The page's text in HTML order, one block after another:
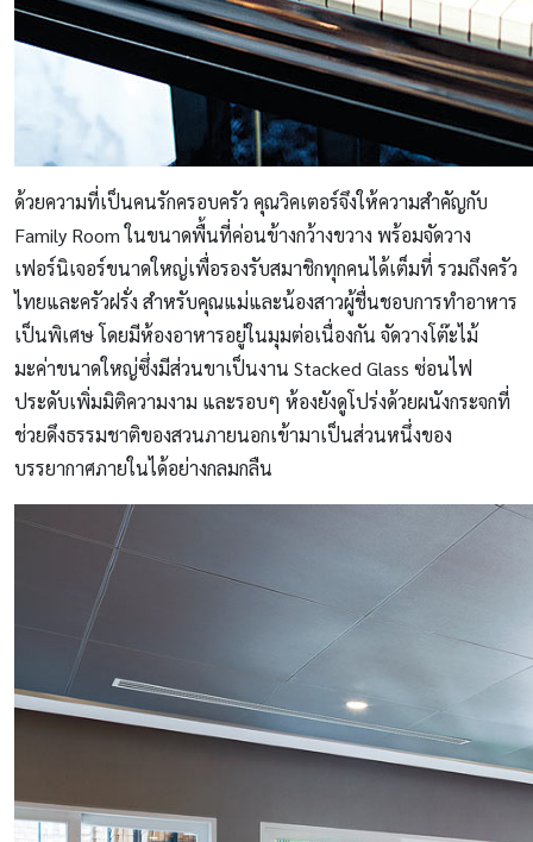
ด้วยความที่เป็นคนรักครอบครัว คุณวิคเตอร์จึงให้ความสำคัญกับ
Family Room ในขนาดพื้นที่ค่อนข้างกว้างขวาง พร้อมจัดวาง
เฟอร์นิเจอร์ขนาดใหญ่เพื่อรองรับสมาชิกทุกคนได้เต็มที่ รวมถึงครัว
ไทยและครัวฝรั่ง สำหรับคุณแม่และน้องสาวผู้ชื่นชอบการทำอาหาร
เป็นพิเศษ โดยมีห้องอาหารอยู่ในมุมต่อเนื่องกัน จัดวางโต๊ะไม้
มะค่าขนาดใหญ่ซึ่งมีส่วนขาเป็นงาน Stacked Glass ซ่อนไฟ
ประดับเพิ่มมิติความงาม และรอบๆ ห้องยังดูโปร่งด้วยผนังกระจกที่
ช่วยดึงธรรมชาติของสวนภายนอกเข้ามาเป็นส่วนหนึ่งของ
บรรยากาศภายในได้อย่างกลมกลืน